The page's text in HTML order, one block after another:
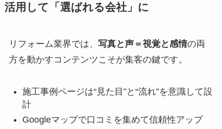
活用して「選ばれる会社」に
リフォーム業界では、 写真と声＝視覚と感情の両
方を動かすコンテンツこそが集客の鍵です。
施工事例ページは“見た目”と“流れ”を意識して設
計
Googleマップで口コミを集めて信頼性アップ